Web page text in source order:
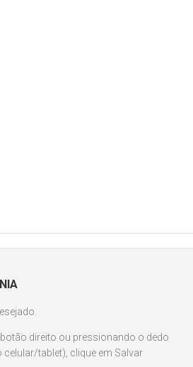
direito ou pressionando o dedo
celular/tablet), clique em Salvar